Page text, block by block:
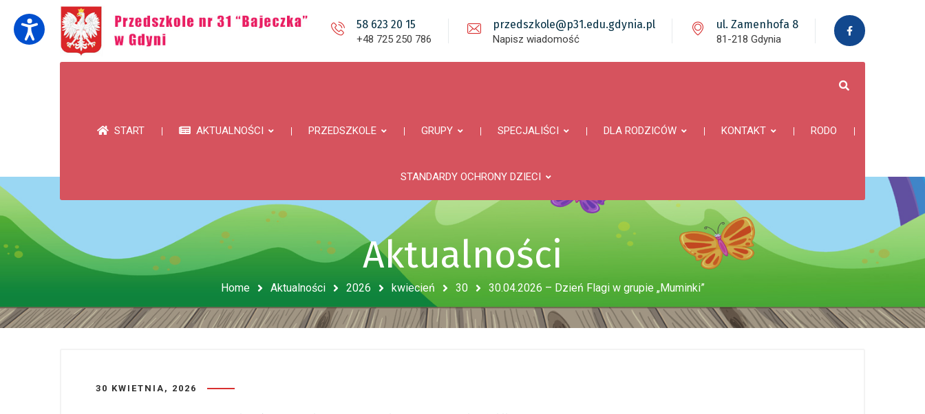
58 623 20 15
+48 725 250 786
przedszkole@p31.edu.gdynia.pl
Napisz wiadomość
ul. Zamenhofa 8
81-218 Gdynia
START AKTUALNOŚCI PRZEDSZKOLE GRUPY SPECJALIŚCI DLA RODZICÓW KONTAKT RODO
STANDARDY OCHRONY DZIECI
Aktualności
Home Aktualności 2026 kwiecień 30 30.04.2026 – Dzień Flagi w grupie „Muminki”
30 KWIETNIA, 2026